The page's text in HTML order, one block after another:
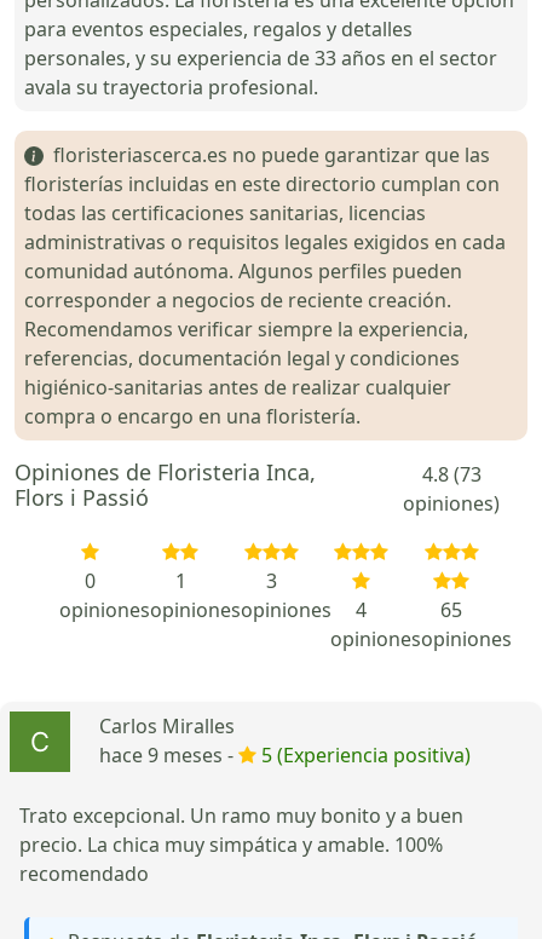
para eventos especiales, regalos y detalles
personales, y su experiencia de 33 años en el sector
avala su trayectoria profesional.
floristeriascerca.es no puede garantizar que las
floristerías incluidas en este directorio cumplan con
todas las certificaciones sanitarias, licencias
administrativas o requisitos legales exigidos en cada
comunidad autónoma. Algunos perfiles pueden
corresponder a negocios de reciente creación.
Recomendamos verificar siempre la experiencia,
referencias, documentación legal y condiciones
higiénico-sanitarias antes de realizar cualquier
compra o encargo en una floristería.
Opiniones de Floristeria Inca,
Flors i Passió
4.8 (73
opiniones)
0
opiniones
1
opiniones
3
opiniones
4
opiniones
65
opiniones
Carlos Miralles
hace 9 meses -
5 (Experiencia positiva)
Trato excepcional. Un ramo muy bonito y a buen
precio. La chica muy simpática y amable. 100%
recomendado